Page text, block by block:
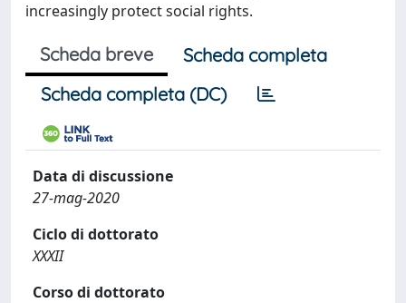
increasingly protect social rights.
Scheda breve
Scheda completa
Scheda completa (DC)
Data di discussione
27-mag-2020
Ciclo di dottorato
XXXII
Corso di dottorato